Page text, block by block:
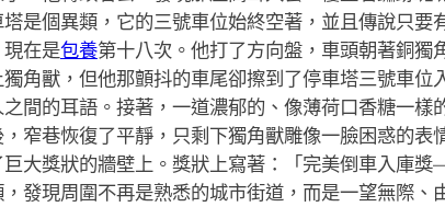
是個異類，它的三號車位始終空著，並且傳說只要
在是包養第十八次。他打了方向盤，車頭朝著銅獨
角獸，但他那顫抖的車尾卻擦到了停車塔三號車位
間的耳語。接著，一道濃郁的、像薄荷口香糖一樣
窄巷恢復了平靜，只剩下獨角獸雕像一臉困惑的表
大獎狀的牆壁上。獎狀上寫著：「完美倒車入庫
發現周圍不再是熟悉的城市街道，而是一望無際、